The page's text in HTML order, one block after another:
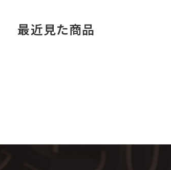
最近見た商品